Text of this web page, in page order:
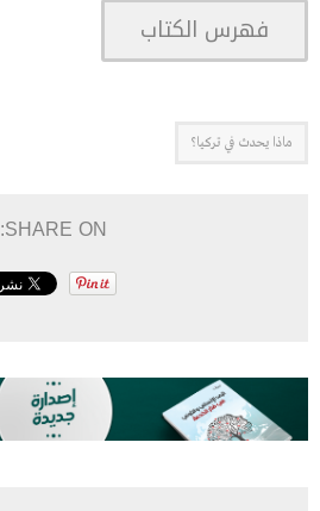
فهرس الكتاب
ماذا يحدث في تركيا؟
SHARE ON: